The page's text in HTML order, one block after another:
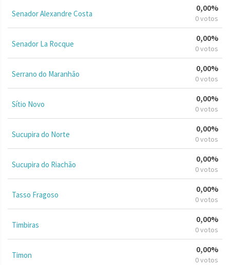
Senador Alexandre Costa
0,00%
0 votos
Senador La Rocque
0,00%
0 votos
Serrano do Maranhão
0,00%
0 votos
Sítio Novo
0,00%
0 votos
Sucupira do Norte
0,00%
0 votos
Sucupira do Riachão
0,00%
0 votos
Tasso Fragoso
0,00%
0 votos
Timbiras
0,00%
0 votos
Timon
0,00%
0 votos